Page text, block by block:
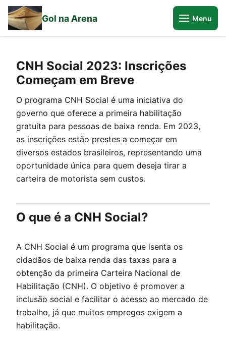
Gol na Arena Menu
CNH Social 2023: Inscrições
Começam em Breve
O programa CNH Social é uma iniciativa do
governo que oferece a primeira habilitação
gratuita para pessoas de baixa renda. Em 2023,
as inscrições estão prestes a começar em
diversos estados brasileiros, representando uma
oportunidade única para quem deseja tirar a
carteira de motorista sem custos.
O que é a CNH Social?
A CNH Social é um programa que isenta os
cidadãos de baixa renda das taxas para a
obtenção da primeira Carteira Nacional de
Habilitação (CNH). O objetivo é promover a
inclusão social e facilitar o acesso ao mercado de
trabalho, já que muitos empregos exigem a
habilitação.